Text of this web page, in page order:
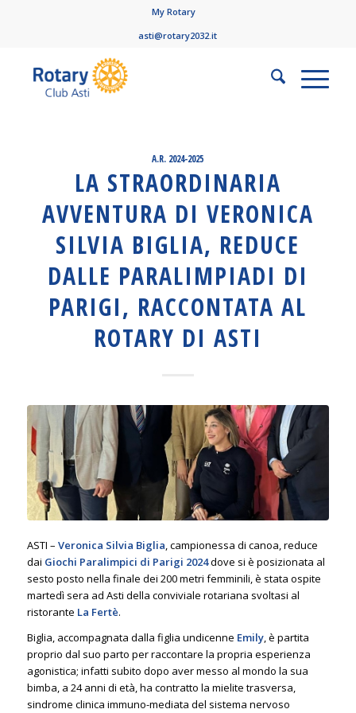
My Rotary
asti@rotary2032.it
A.R. 2024-2025
LA STRAORDINARIA
AVVENTURA DI VERONICA
SILVIA BIGLIA, REDUCE
DALLE PARALIMPIADI DI
PARIGI, RACCONTATA AL
ROTARY DI ASTI
ASTI – Veronica Silvia Biglia, campionessa di canoa, reduce
dai Giochi Paralimpici di Parigi 2024dove si è posizionata al
sesto posto nella finale dei 200 metri femminili, è stata ospite
martedì sera ad Asti della conviviale rotariana svoltasi al
ristorante La Fertè.
Biglia, accompagnata dalla figlia undicenne Emily, è partita
proprio dal suo parto per raccontare la propria esperienza
agonistica; infatti subito dopo aver messo al mondo la sua
bimba, a 24 anni di età, ha contratto la mielite trasversa,
sindrome clinica immuno-mediata del sistema nervoso